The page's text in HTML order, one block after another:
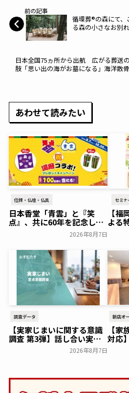
前の記事
循環葬®︎の森にて
る森の小さなお別
日本全国75ヵ所から出航 広がる葬送
肢「思い出の海がお墓になる」海洋散
あわせて読みたい
位牌・仏壇・仏具
日本香堂「青雲」と『笑
点』、共に60年を記念した
初コラボ！オリジナルグッ
ズのプレゼントキャンペー
ンを実施～日本香堂～
一般公開
2026年8月7日
セミ
【
よる
特
18
倉に
一般公開
調査データ
【実家じまいに関する意識
調査 第3弾】話し合い実施
率は29.5％で前回から低
下。「大相続時代」でも家
2026年8月7日
新店オ
【
対応
ル
８